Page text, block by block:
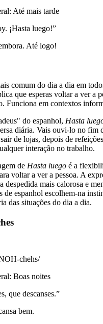
: Até mais tarde
¡Hasta luego!”
Até logo!
comum do dia a dia em
que esperas voltar a ver a
Funciona em contextos
do espanhol, Hasta
diária. Vais ouvi-lo no fim
de lojas, depois de
interação no trabalho.
de Hasta luego é a
voltar a ver a pessoa. A
despedida mais calorosa e
de espanhol escolhem-na
das situações do dia a dia.
chehs/
: Boas noites
que descanses.”
bem.